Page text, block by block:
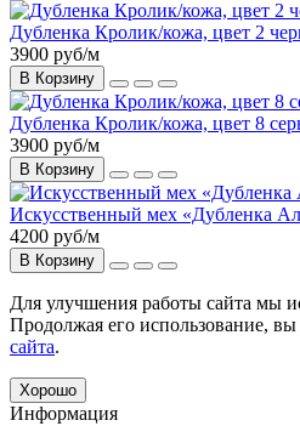
Дубленка Кролик/кожа, цвет 2
3900 руб/м
В Корзину
Дубленка Кролик/кожа, цвет 8
3900 руб/м
В Корзину
Искусственный мех «Дубленка
4200 руб/м
В Корзину
Для улучшения работы сайта мы
Продолжая его использование, вы
сайта.
Хорошо
Информация